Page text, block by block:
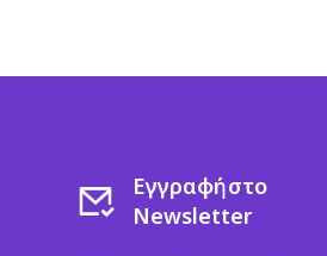
Εγγραφή στο
Newsletter